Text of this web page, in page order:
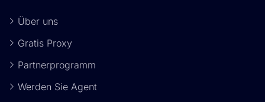
Über uns
Gratis Proxy
Partnerprogramm
Werden Sie Agent